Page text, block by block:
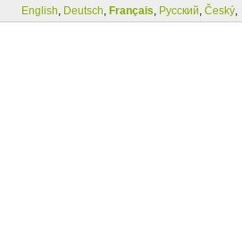
English, Deutsch, Français, Русский, Český,